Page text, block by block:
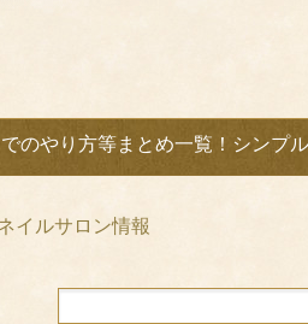
のやり方等まとめ一覧！シンプ
イルサロン情報